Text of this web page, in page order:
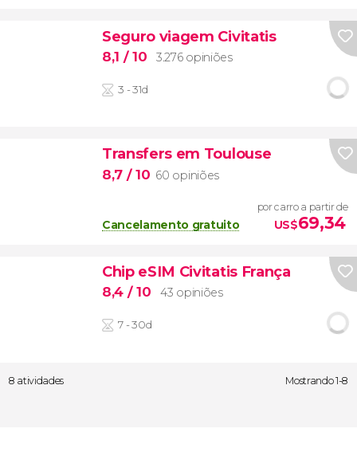
Seguro viagem Civitatis
8,1 / 10 3.276 opiniões
3 - 31d
Transfers em Toulouse
8,7 / 10 60 opiniões
Cancelamento gratuito
por carro a partir de
US$69,34
Chip eSIM Civitatis França
8,4 / 10 43 opiniões
7 - 30d
8 atividades Mostrando 1-8